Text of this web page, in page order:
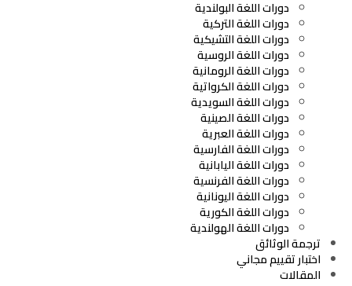
دورات اللغة البولندية
دورات اللغة التركية
دورات اللغة التشيكية
دورات اللغة الروسية
دورات اللغة الرومانية
دورات اللغة الكرواتية
دورات اللغة السويدية
دورات اللغة الصينية
دورات اللغة العبرية
دورات اللغة الفارسية
دورات اللغة اليابانية
دورات اللغة الفرنسية
دورات اللغة اليونانية
دورات اللغة الكورية
دورات اللغة الهولندية
ترجمة الوثائق
اختبار تقييم مجاني
المقالات